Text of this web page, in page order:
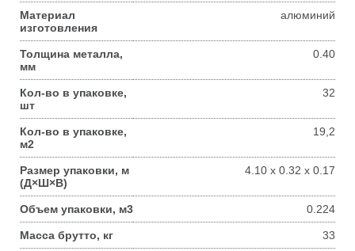
Материал
изготовления
алюминий
Толщина металла,
мм
0.40
Кол-во в упаковке,
шт
32
Кол-во в упаковке,
м2
19,2
Размер упаковки, м
(Д×Ш×В)
4.10 x 0.32 x 0.17
Объем упаковки, м3 0.224
Масса брутто, кг 33